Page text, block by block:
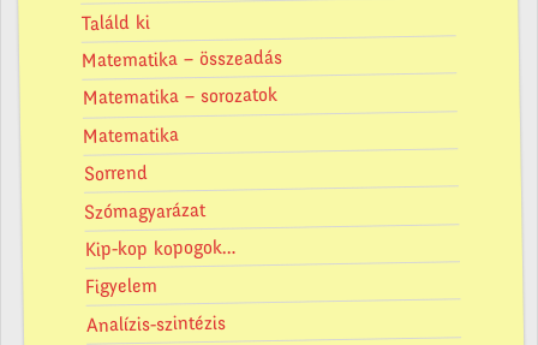
Találd ki
Matematika – összeadás
Matematika – sorozatok
Matematika
Sorrend
Szómagyarázat
Kip-kop kopogok…
Figyelem
Analízis-szintézis